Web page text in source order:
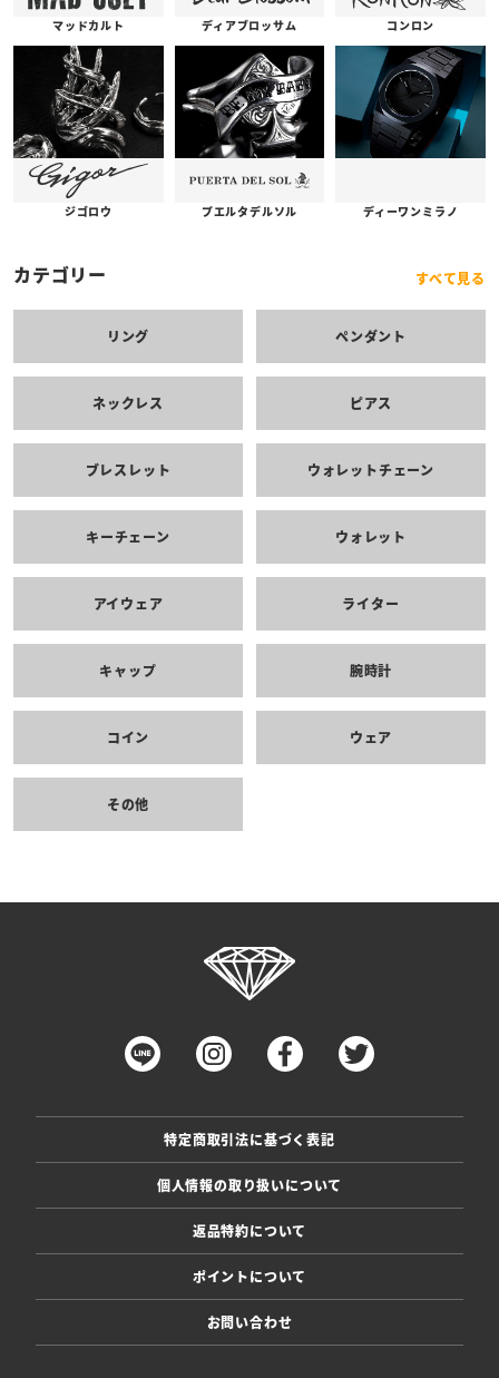
マッドカルト ディアブロッサム コンロン
ジゴロウ プエルタデルソル ディーワンミラノ
カテゴリー すべて見る
リング ペンダント
ネックレス ピアス
ブレスレット ウォレットチェーン
キーチェーン ウォレット
アイウェア ライター
キャップ 腕時計
コイン ウェア
その他
特定商取引法に基づく表記
個人情報の取り扱いについて
返品特約について
ポイントについて
お問い合わせ